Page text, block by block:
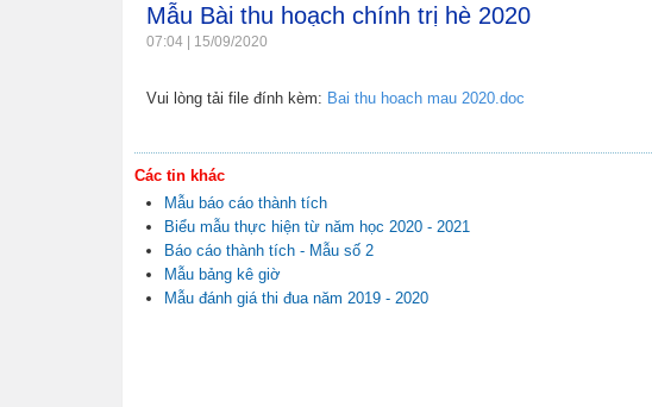
Mẫu Bài thu hoạch chính trị hè 2020
07:04 | 15/09/2020
Vui lòng tải file đính kèm: Bai thu hoach mau 2020.doc
Các tin khác
Mẫu báo cáo thành tích
Biểu mẫu thực hiện từ năm học 2020 - 2021
Báo cáo thành tích - Mẫu số 2
Mẫu bảng kê giờ
Mẫu đánh giá thi đua năm 2019 - 2020